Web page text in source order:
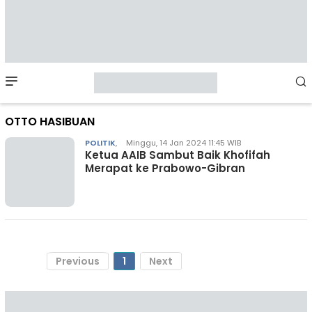
Menu
OTTO HASIBUAN
POLITIK, Minggu, 14 Jan 2024 11:45 WIB
Ketua AAIB Sambut Baik Khofifah
Merapat ke Prabowo-Gibran
Previous 1 Next